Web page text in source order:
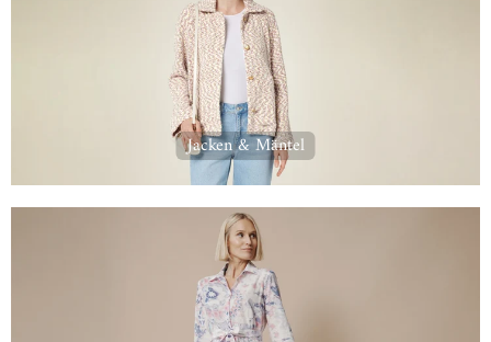
Jacken & Mäntel